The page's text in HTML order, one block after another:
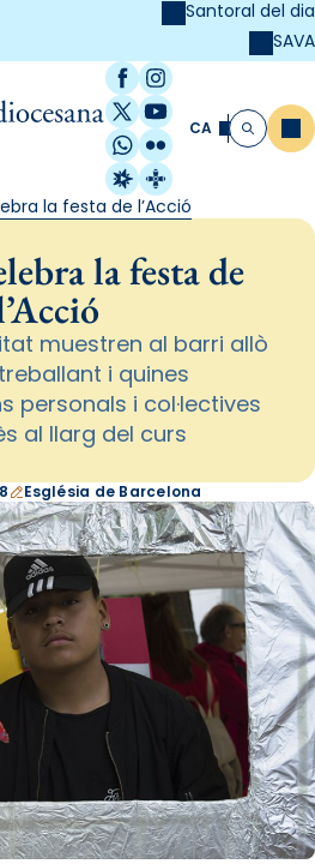
Santoral del dia
SAVA
Facebook
Instagram
X / Twitter
YouTube
WhatsApp
Flickr
Radio Estel
Catalunya
CA Cerca
la festa de l’Acció
la festa de
muestren al barri allò
i quines
personals i col·lectives
al llarg del curs
Església de Barcelona